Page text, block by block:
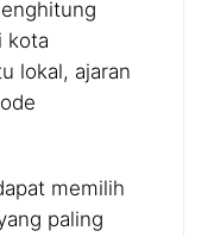
kota
lokal, ajaran
memilih
paling